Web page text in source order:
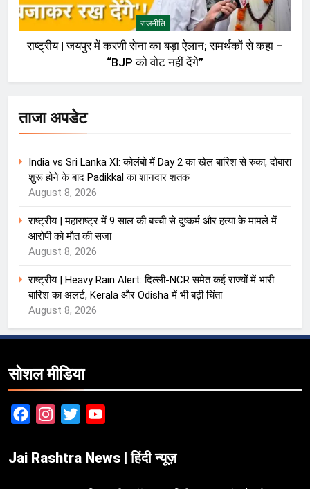
राजनीति
राष्ट्रीय | जयपुर में करणी सेना का बड़ा ऐलान; समर्थकों से कहा –
“BJP को वोट नहीं देंगे”
ताजा अपडेट
India vs Sri Lanka XI: कोलंबो में Day 2 का खेल बारिश से रुका, दोबारा
शुरू होने के बाद Padikkal का शानदार शतक
August 8, 2026
राष्ट्रीय | महाराष्ट्र में 9 साल की बच्ची से दुष्कर्म और हत्या के मामले में
आरोपी को मौत की सजा
August 8, 2026
राष्ट्रीय | Heavy Rain Alert: दिल्ली-NCR समेत कई राज्यों में भारी
बारिश का अलर्ट, Kerala और Odisha में भी बढ़ी चिंता
August 8, 2026
सोशल मीडिया
FacebookInstagram
Twitter
Jai Rashtra News | हिंदी न्यूज़